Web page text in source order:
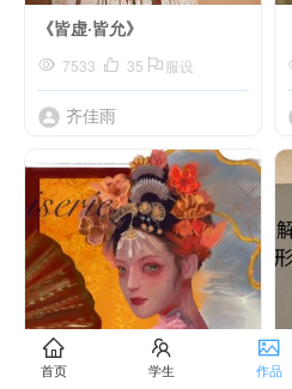
首页 学生 作品
《皆虚·皆允》
7533 35 服设
齐佳雨